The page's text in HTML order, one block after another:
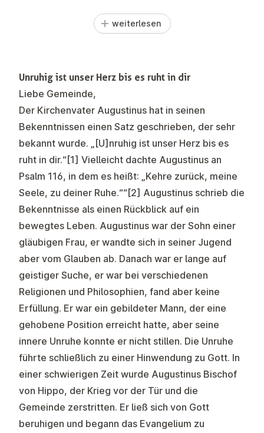
weiterlesen
Unruhig ist unser Herz bis es ruht in dir
Liebe Gemeinde,
Der Kirchenvater Augustinus hat in seinen
Bekenntnissen einen Satz geschrieben, der sehr
bekannt wurde. „[U]nruhig ist unser Herz bis es
ruht in dir.“[1] Vielleicht dachte Augustinus an
Psalm 116, in dem es heißt: „Kehre zurück, meine
Seele, zu deiner Ruhe.““[2] Augustinus schrieb die
Bekenntnisse als einen Rückblick auf ein
bewegtes Leben. Augustinus war der Sohn einer
gläubigen Frau, er wandte sich in seiner Jugend
aber vom Glauben ab. Danach war er lange auf
geistiger Suche, er war bei verschiedenen
Religionen und Philosophien, fand aber keine
Erfüllung. Er war ein gebildeter Mann, der eine
gehobene Position erreicht hatte, aber seine
innere Unruhe konnte er nicht stillen. Die Unruhe
führte schließlich zu einer Hinwendung zu Gott. In
einer schwierigen Zeit wurde Augustinus Bischof
von Hippo, der Krieg vor der Tür und die
Gemeinde zerstritten. Er ließ sich von Gott
beruhigen und begann das Evangelium zu